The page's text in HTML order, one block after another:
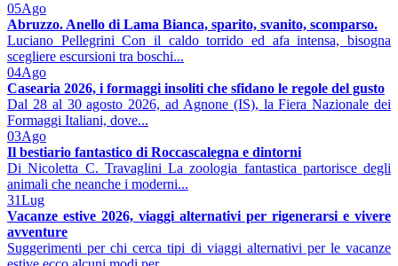
05Ago
Abruzzo. Anello di Lama Bianca, sparito, svanito, scomparso.
Luciano Pellegrini Con il caldo torrido ed afa intensa, bisogna
scegliere escursioni tra boschi...
04Ago
Casearia 2026, i formaggi insoliti che sfidano le regole del gusto
Dal 28 al 30 agosto 2026, ad Agnone (IS), la Fiera Nazionale dei
Formaggi Italiani, dove...
03Ago
Il bestiario fantastico di Roccascalegna e dintorni
Di Nicoletta C. Travaglini La zoologia fantastica partorisce degli
animali che neanche i moderni...
31Lug
Vacanze estive 2026, viaggi alternativi per rigenerarsi e vivere
avventure
Suggerimenti per chi cerca tipi di viaggi alternativi per le vacanze